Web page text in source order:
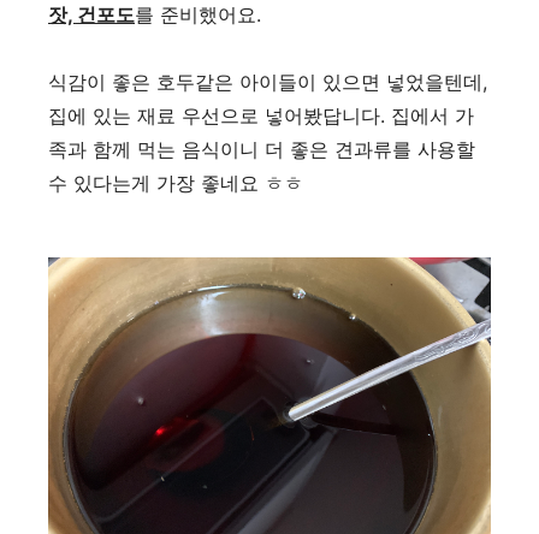
잣, 건포도를 준비했어요.
식감이 좋은 호두같은 아이들이 있으면 넣었을텐데,
집에 있는 재료 우선으로 넣어봤답니다. 집에서 가
족과 함께 먹는 음식이니 더 좋은 견과류를 사용할
수 있다는게 가장 좋네요 ㅎㅎ